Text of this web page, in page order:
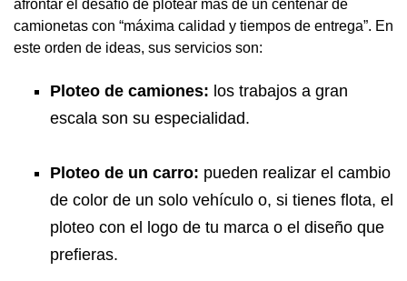
afrontar el desafío de plotear más de un centenar de
camionetas con “máxima calidad y tiempos de entrega”. En
este orden de ideas, sus servicios son:
Ploteo de camiones: los trabajos a gran
escala son su especialidad.
Ploteo de un carro: pueden realizar el cambio
de color de un solo vehículo o, si tienes flota, el
ploteo con el logo de tu marca o el diseño que
prefieras.